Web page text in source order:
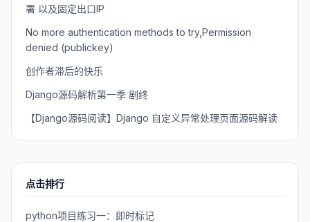
署 以及固定出口IP
No more authentication methods to try,Permission
denied (publickey)
创作者滞后的快乐
Django源码解析第一季 剧终
【Django源码阅读】Django 自定义异常处理页面源码解读
点击排行
python项目练习一：即时标记